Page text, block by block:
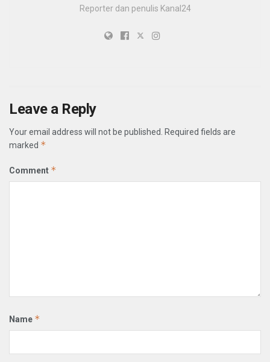
Reporter dan penulis Kanal24
Leave a Reply
Your email address will not be published.
Required fields are
marked *
Comment *
Name *